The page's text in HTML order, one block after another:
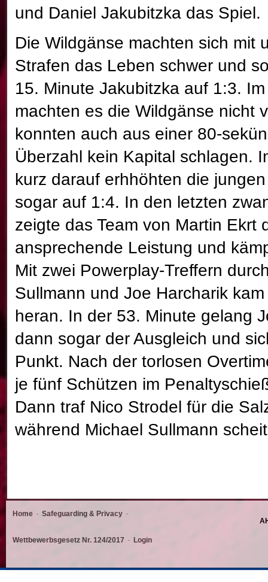
und Daniel Jakubitzka das Spiel.
Die Wildgänse machten sich mit
Strafen das Leben schwer und
15. Minute Jakubitzka auf 1:3.
machten es die Wildgänse nicht
konnten auch aus einer 80-
Überzahl kein Kapital schlagen.
kurz darauf erhhöhten die
sogar auf 1:4. In den letzten
zeigte das Team von Martin Ekrt
ansprechende Leistung und
Mit zwei Powerplay-Treffern
Sullmann und Joe Harcharik
heran. In der 53. Minute gelang
dann sogar der Ausgleich und
Punkt. Nach der torlosen
je fünf Schützen im
Dann traf Nico Strodel für die
während Michael Sullmann
Home Safeguarding & Privacy
Wettbewerbsgesetz Nr. 124/2017 Login